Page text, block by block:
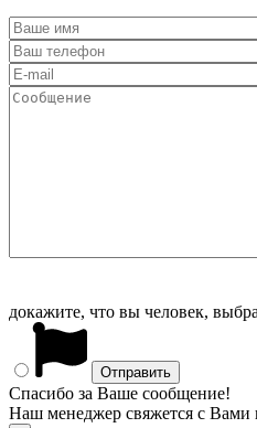
докажите, что вы человек,
Спасибо за Ваше сообщение!
Наш менеджер свяжется с Вами